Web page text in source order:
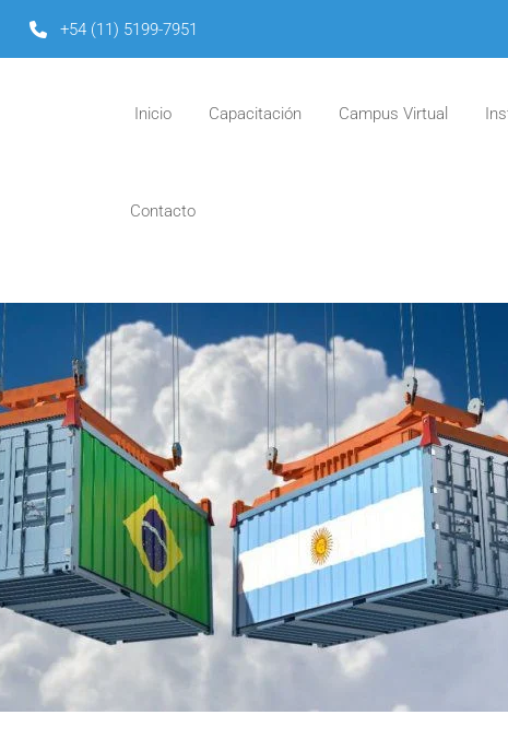
+54 (11) 5199-7951
Inicio Capacitación Campus Virtual
Contacto